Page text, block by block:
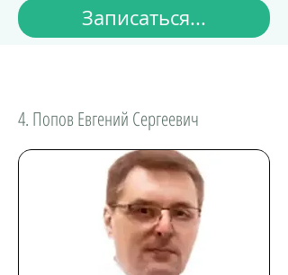
Записаться...
4. Попов Евгений Сергеевич